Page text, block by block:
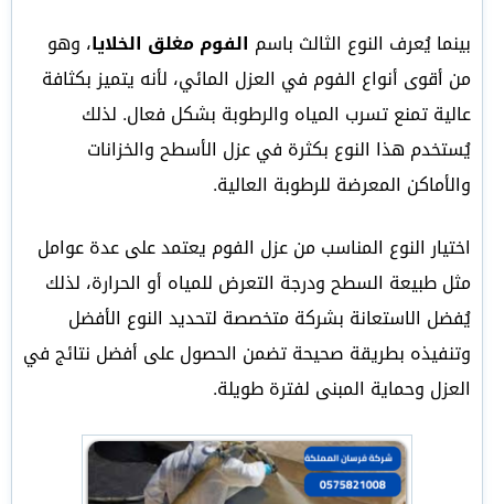
بينما يُعرف النوع الثالث باسم الفوم مغلق الخلايا، وهو
من أقوى أنواع الفوم في العزل المائي، لأنه يتميز بكثافة
عالية تمنع تسرب المياه والرطوبة بشكل فعال. لذلك
يُستخدم هذا النوع بكثرة في عزل الأسطح والخزانات
والأماكن المعرضة للرطوبة العالية.
اختيار النوع المناسب من عزل الفوم يعتمد على عدة عوامل
مثل طبيعة السطح ودرجة التعرض للمياه أو الحرارة، لذلك
يُفضل الاستعانة بشركة متخصصة لتحديد النوع الأفضل
وتنفيذه بطريقة صحيحة تضمن الحصول على أفضل نتائج في
العزل وحماية المبنى لفترة طويلة.